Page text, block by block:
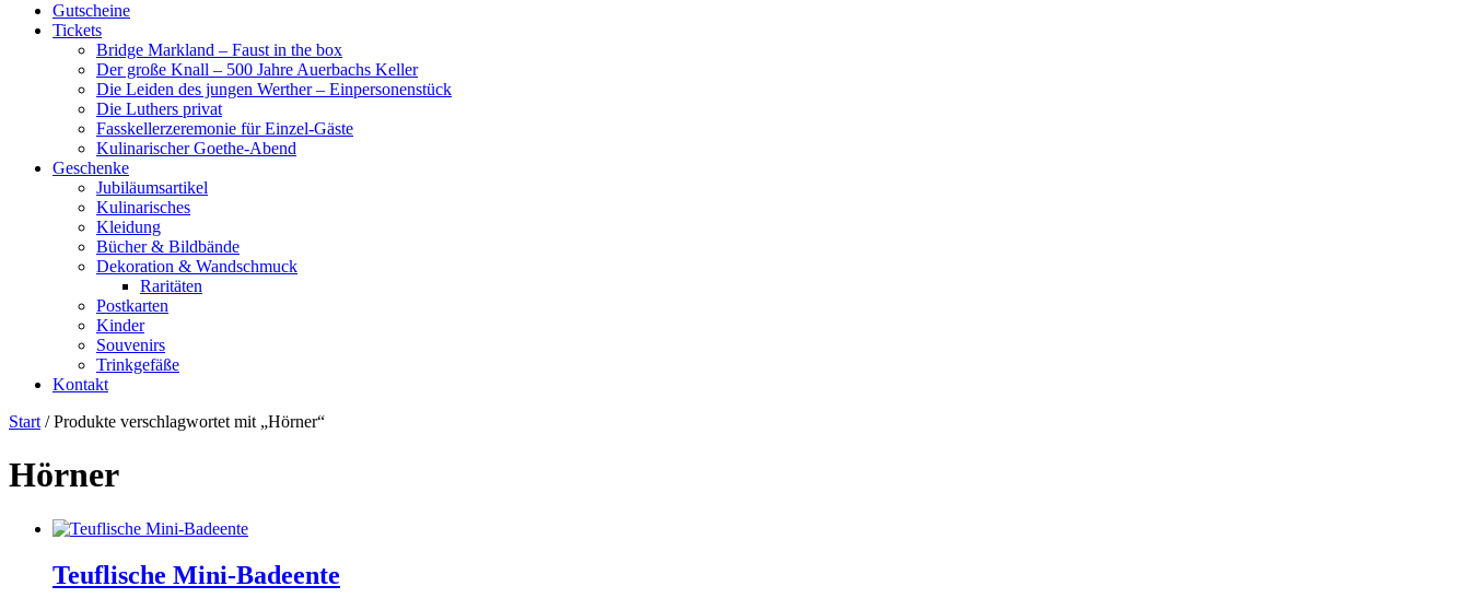
Gutscheine
Tickets
Bridge Markland – Faust in the box
Der große Knall – 500 Jahre Auerbachs Keller
Die Leiden des jungen Werther – Einpersonenstück
Die Luthers privat
Fasskellerzeremonie für Einzel-Gäste
Kulinarischer Goethe-Abend
Geschenke
Jubiläumsartikel
Kulinarisches
Kleidung
Bücher & Bildbände
Dekoration & Wandschmuck
Raritäten
Postkarten
Kinder
Souvenirs
Trinkgefäße
Kontakt
Start / Produkte verschlagwortet mit „Hörner“
Hörner
Teuflische Mini-Badeente